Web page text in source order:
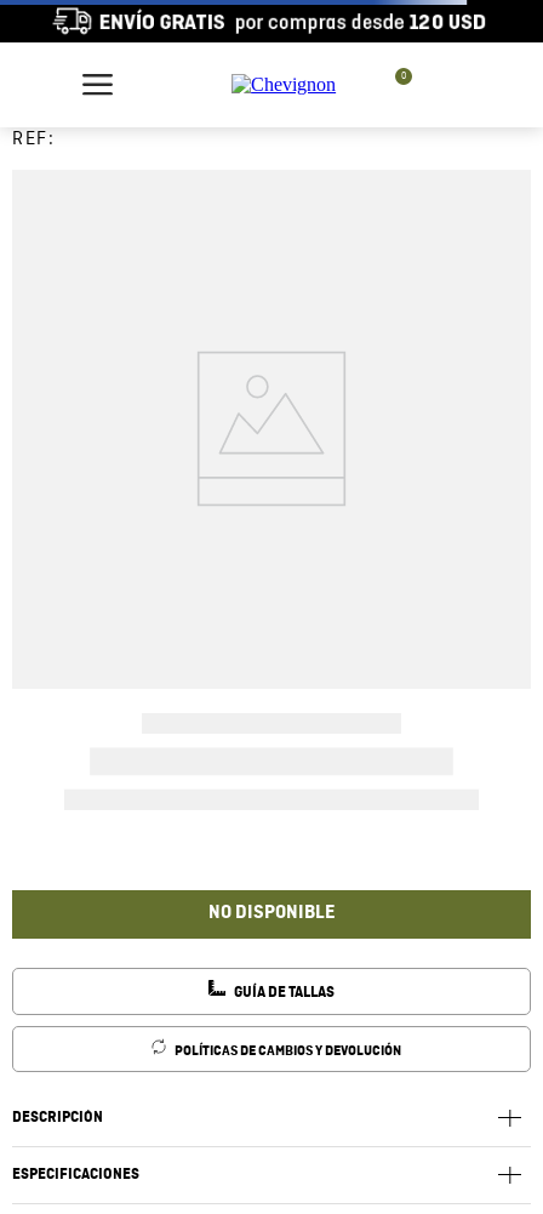
0
REF:
NO DISPONIBLE
GUÍA DE TALLAS
POLÍTICAS DE CAMBIOS Y DEVOLUCIÓN
DESCRIPCIÓN
ESPECIFICACIONES